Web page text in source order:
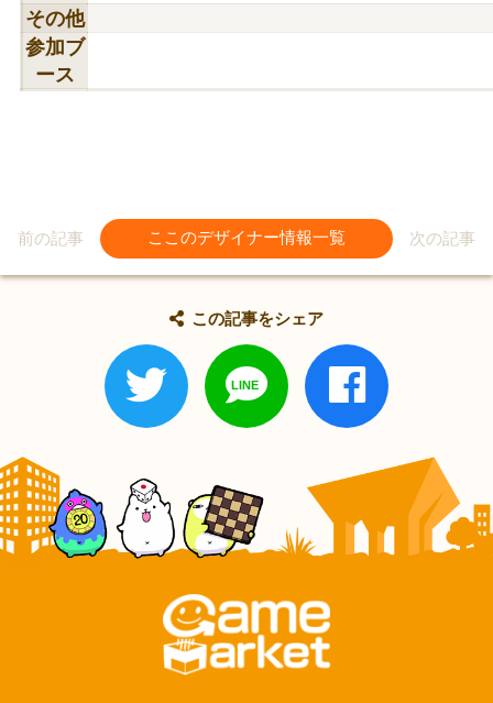
その他
参加ブ
ース
前の記事 ここのデザイナー情報一覧 次の記事
この記事をシェア